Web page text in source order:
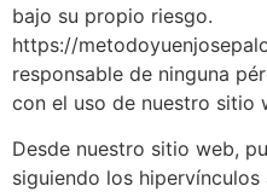
bajo su propio riesgo.
https://
responsable de ninguna
con el uso de nuestro sitio
Desde nuestro sitio web,
siguiendo los